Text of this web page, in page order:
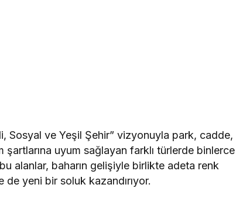
Sosyal ve Yeşil Şehir” vizyonuyla park, cadde,
şartlarına uyum sağlayan farklı türlerde binlerce
alanlar, baharın gelişiyle birlikte adeta renk
yeni bir soluk kazandırıyor.